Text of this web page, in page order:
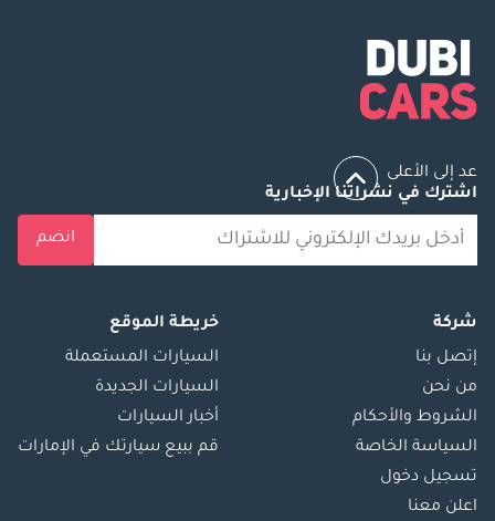
عد إلى الأعلى
اشترك في نشراتنا الإخبارية
انضم
شركة
إتصل بنا
من نحن
الشروط والأحكام
السياسة الخاصة
تسجيل دخول
اعلن معنا
خريطة الموقع
السيارات المستعملة
السيارات الجديدة
أخبار السيارات
قم ببيع سيارتك في الإمارات